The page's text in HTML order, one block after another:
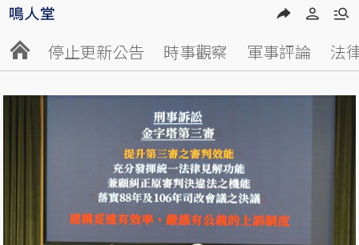
停止更新公告 時事觀察 軍事評論 法